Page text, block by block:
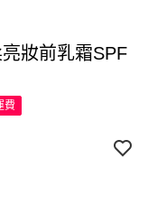
妝前乳霜SPF
費